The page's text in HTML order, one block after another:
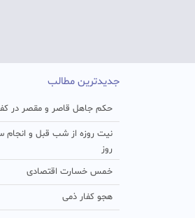
جدیدترین مطالب
حکم جاهل قاصر و مقصر در
نیت روزه از شب قبل و انجام
روز
خمس خسارت اقتصادی
هجو کفار ذمی